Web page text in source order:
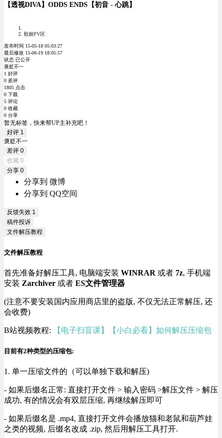
【透视DIVA】ODDS ENDS【初音 - 心跳】
歌姬PV区
发布时间 15-05-18 05:03:27
最后修改 15-06-19 18:05:57
状态 已公开
褒贬不一
1 好评
0 差评
1805 点击
0 下载
5 评论
0 收藏
0 分享
暂无标签，快来帮UP主补充吧！
好评 1
褒贬不一
差评 0
收藏 0
分享 0
分享到 微博
分享到 QQ空间
反馈失效 1
稿件投诉
文件解压教程
文件解压教程
首先准备好解压工具, 电脑端安装 WINRAR 或者 7z, 手机端
安装 Zarchiver 或者 ES文件管理器
(注意不要安装国内应用商店里的盗版, 不仅无法正常解压, 还
会收费)
B站视频教程: 【电子扫盲课】【小白必看】如何解压压缩包
目前有2种类型的压缩包:
1. 单一压缩文件的（可以单独下载和解压)
- 如果后缀名正常: 直接打开文件 > 输入密码 >解压文件 > 解压
成功, 有的情况会有双层压缩, 再继续解压即可
- 如果后缀名是 .mp4, 直接打开文件会播放猫和老鼠和葫芦娃
之类的视频, 后缀名改成 .zip, 然后用解压工具打开.